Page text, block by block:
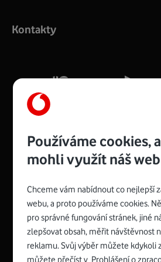
silný signál pro celou domácnost.
Více o COMPAL CH7465VF
Zyxel VMG8623-T50B:
Rozměry modemu jsou 16 x 22 x 7,5
a nabízí 4 gigabitové LAN porty a
Spojte se s
Kontakty
Používáme cookies,
mohli využít náš
Chceme vám nabídnout co nejlepší
webu, a proto používáme cookies.
pro správné fungování stránek, jiné
zlepšovat obsah, měřit návštěvnost
reklamu. Svůj výběr můžete kdykoli
můžete přečíst v Prohlášení o